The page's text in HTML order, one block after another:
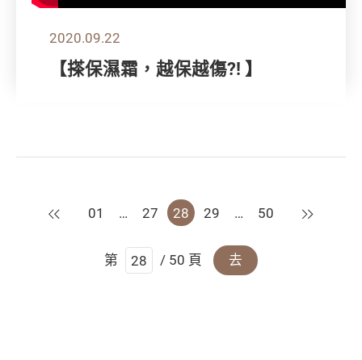
2020.09.22
【搽保濕霜，越保越傷?! 】
上一頁
01 … 27 28 29 … 50 下一頁
第 / 50 頁 去